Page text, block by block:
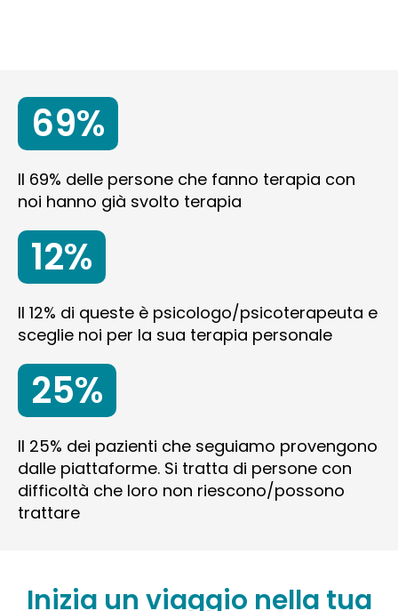
69%
Il 69% delle persone che fanno terapia con
noi hanno già svolto terapia
12%
Il 12% di queste è psicologo/psicoterapeuta e
sceglie noi per la sua terapia personale
25%
Il 25% dei pazienti che seguiamo provengono
dalle piattaforme. Si tratta di persone con
difficoltà che loro non riescono/possono
trattare
Inizia un viaggio nella tua